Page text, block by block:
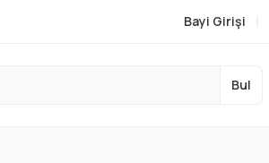
Bayi Girişi
Bul